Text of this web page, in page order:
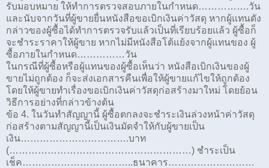
รับมอบหมาย ให้ทำการตรวจสอบภายในกำหนด…………….วัน
และนับจากวันที่ผู้ขายยื่นหนังสือขอเบิกเงินค่าวัสดุ หากผู้แทนดัง
กล่าวของผู้ซื้อได้ทำการตรวจรับแล้วเป็นที่เรียบร้อยแล้ว ผู้ซื้อก็
จะชำระราคาให้ผู้ขาย หากไม่มีหนังสือโต้แย้งจากผู้แทนของ ผู้
ซื้อภายในกำหนด……………วัน
ในกรณีที่ผู้ซื้อหรือผู้แทนของผู้ซื้อเห็นว่า หนังสือเบิกเงินของผู้
ขายไม่ถูกต้อง ก็จะส่งเอกสารคืนเพื่อให้ผู้ขายแก้ไขให้ถูกต้อง
โดยให้ผู้ขายทำเรื่องขอเบิกเงินค่าวัสดุก่อสร้างมาใหม่ โดยย้อน
วิธีการอย่างที่กล่าวข้างต้น
ข้อ 4. ในวันทำสัญญานี้ ผู้ซื้อตกลงจะชำระเงินล่วงหน้าค่าวัสดุ
ก่อสร้างตามสัญญานี้เป็นเงินมัดจำให้กับผู้ขายเป็น
เงิน…………………………….บาท
(…………………………………………………) ชำระเป็น
เช็ค……………………………..ธนาคาร………………………